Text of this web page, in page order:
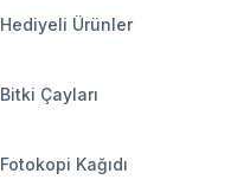
Hediyeli Ürünler
Bitki Çayları
Fotokopi Kağıdı